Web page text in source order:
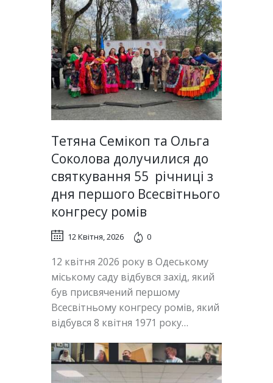
Тетяна Семікоп та Ольга
Соколова долучилися до
святкування 55 річниці з
дня першого Всесвітнього
конгресу ромів
12 Квітня, 2026 0
12 квітня 2026 року в Одеському
міському саду відбувся захід, який
був присвячений першому
Всесвітньому конгресу ромів, який
відбувся 8 квітня 1971 року…